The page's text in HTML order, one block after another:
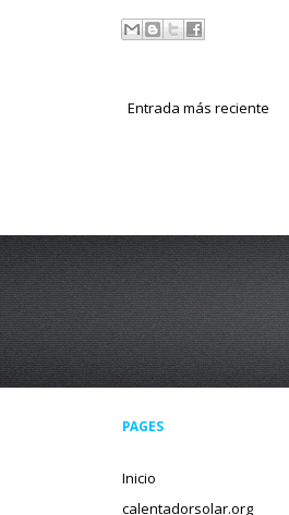
Entrada más reciente
PAGES
Inicio
calentadorsolar.org